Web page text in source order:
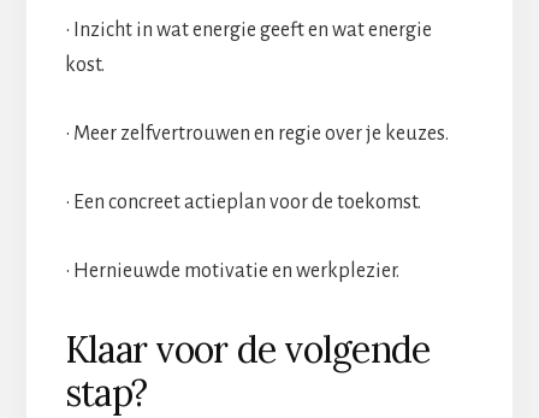
• Inzicht in wat energie geeft en wat energie
kost.
• Meer zelfvertrouwen en regie over je keuzes.
• Een concreet actieplan voor de toekomst.
• Hernieuwde motivatie en werkplezier.
Klaar voor de volgende
stap?